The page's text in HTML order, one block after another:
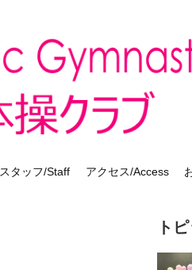
スタッフ/Staff アクセス/Access
ト